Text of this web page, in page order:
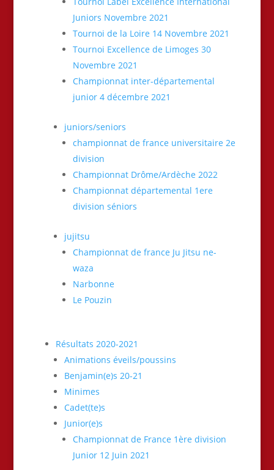
Juniors Novembre 2021
Tournoi de la Loire 14 Novembre 2021
Tournoi Excellence de Limoges 30
Novembre 2021
Championnat inter-départemental
junior 4 décembre 2021
juniors/seniors
championnat de france universitaire 2e
division
Championnat Drôme/Ardèche 2022
Championnat départemental 1ere
division séniors
jujitsu
Championnat de france Ju Jitsu ne-
waza
Narbonne
Le Pouzin
Résultats 2020-2021
Animations éveils/poussins
Benjamin(e)s 20-21
Minimes
Cadet(te)s
Junior(e)s
Championnat de France 1ère division
Junior 12 Juin 2021